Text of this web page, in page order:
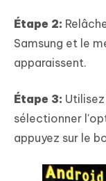
Étape 2:
Samsung et le
apparaissent.
Étape 3:
sélectionner
appuyez sur le